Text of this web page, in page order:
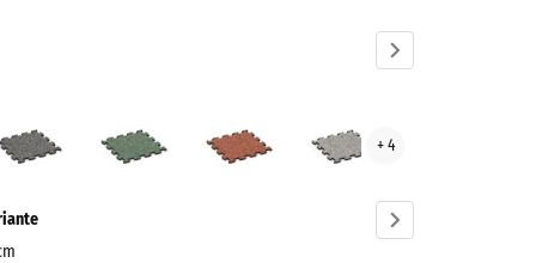
Granit
Rasen
Granit
+ 4